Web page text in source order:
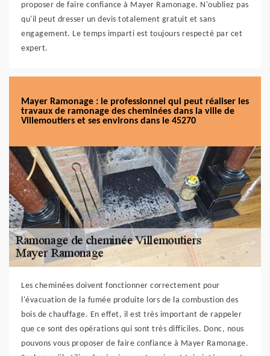
proposer de faire confiance à Mayer Ramonage. N'oubliez pas
qu'il peut dresser un devis totalement gratuit et sans
engagement. Le temps imparti est toujours respecté par cet
expert.
Mayer Ramonage : le professionnel qui peut réaliser les
travaux de ramonage des cheminées dans la ville de
Villemoutiers et ses environs dans le 45270
Les cheminées doivent fonctionner correctement pour
l'évacuation de la fumée produite lors de la combustion des
bois de chauffage. En effet, il est très important de rappeler
que ce sont des opérations qui sont très difficiles. Donc, nous
pouvons vous proposer de faire confiance à Mayer Ramonage.